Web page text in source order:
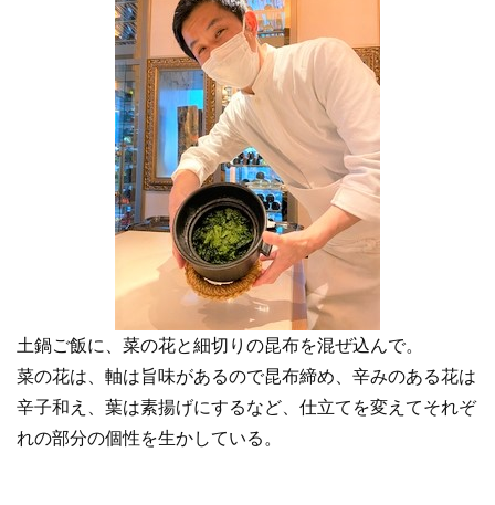
土鍋ご飯に、菜の花と細切りの昆布を混ぜ込んで。
菜の花は、軸は旨味があるので昆布締め、辛みのある花は
辛子和え、葉は素揚げにするなど、仕立てを変えてそれぞ
れの部分の個性を生かしている。